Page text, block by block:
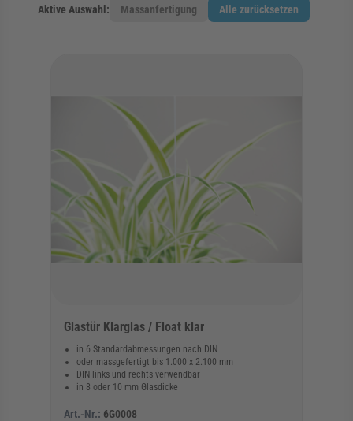
Aktive Auswahl: Massanfertigung Alle zurücksetzen
Glastür Klarglas / Float klar
in 6 Standardabmessungen nach DIN
oder massgefertigt bis 1.000 x 2.100 mm
DIN links und rechts verwendbar
in 8 oder 10 mm Glasdicke
Art.-Nr.: 6G0008